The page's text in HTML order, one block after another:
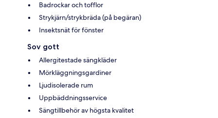
Badrockar och tofflor
Strykjärn/strykbräda (på begäran)
Insektsnät för fönster
Sov gott
Allergitestade sängkläder
Mörkläggningsgardiner
Ljudisolerade rum
Uppbäddningsservice
Sängtillbehör av högsta kvalitet